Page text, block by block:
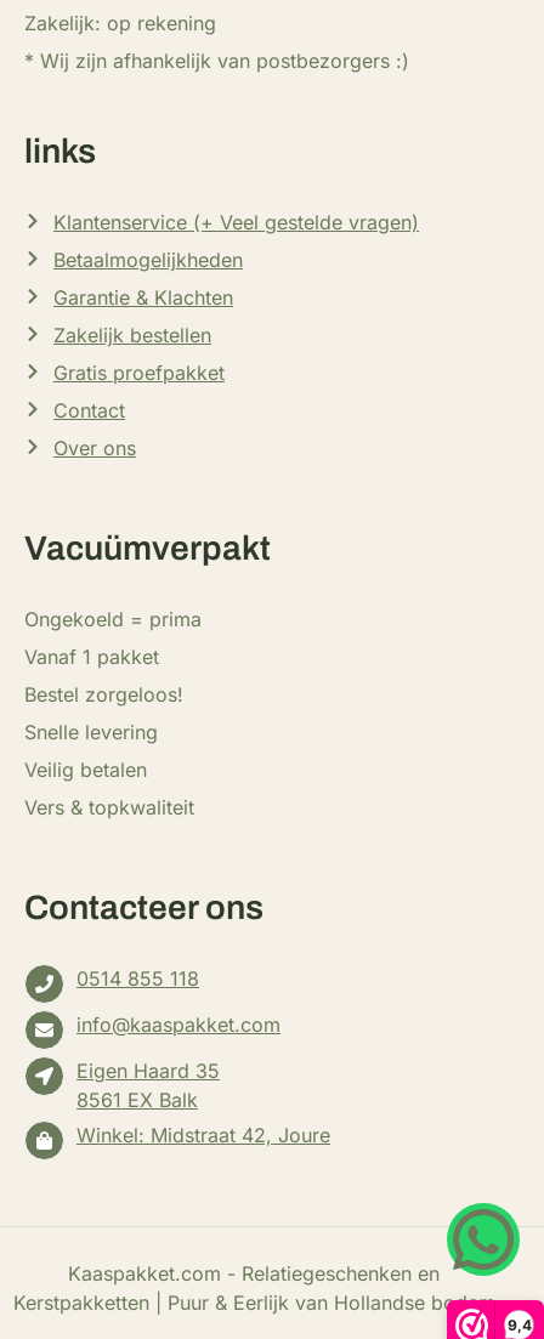
9,4
Zakelijk: op rekening
* Wij zijn afhankelijk van postbezorgers :)
links
Klantenservice (+ Veel gestelde vragen)
Betaalmogelijkheden
Garantie & Klachten
Zakelijk bestellen
Gratis proefpakket
Contact
Over ons
Vacuümverpakt
Ongekoeld = prima
Vanaf 1 pakket
Bestel zorgeloos!
Snelle levering
Veilig betalen
Vers & topkwaliteit
Contacteer ons
0514 855 118
info@kaaspakket.com
Eigen Haard 35
8561 EX Balk
Winkel: Midstraat 42, Joure
Kaaspakket.com - Relatiegeschenken en
Kerstpakketten | Puur & Eerlijk van Hollandse bodem